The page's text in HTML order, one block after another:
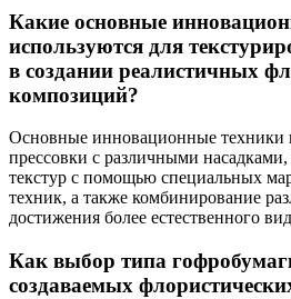
Какие основные
используются для
в создании реалистичных
композиций?
Основные инновационные техники
прессовки с различными
текстур с помощью специальных
техник, а также комбинирование
достижения более естественного
Как выбор типа
создаваемых